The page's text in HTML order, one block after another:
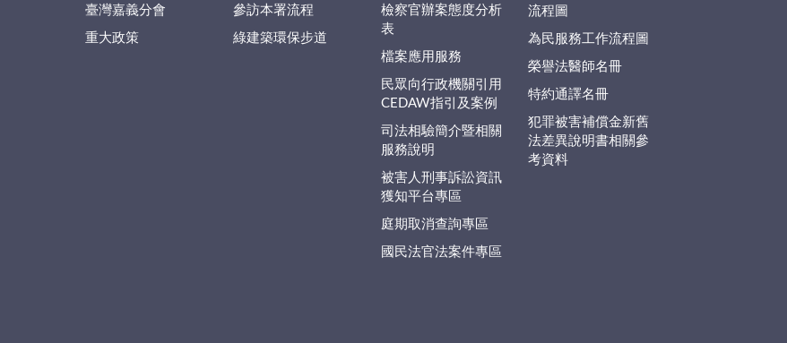
臺灣嘉義分會
重大政策
參訪本署流程
綠建築環保步道
檢察官辦案態度分析
表
檔案應用服務
民眾向行政機關引用
CEDAW指引及案例
司法相驗簡介暨相關
服務說明
被害人刑事訴訟資訊
獲知平台專區
庭期取消查詢專區
國民法官法案件專區
流程圖
為民服務工作流程圖
榮譽法醫師名冊
特約通譯名冊
犯罪被害補償金新舊
法差異說明書相關參
考資料